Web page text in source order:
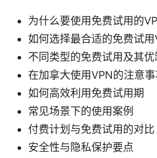
为什么要使用免费试用的
如何选择最合适的免费试用
不同类型的免费试用及其优
在加拿大使用VPN的注意事
如何高效利用免费试用期
常见场景下的使用案例
付费计划与免费试用的对比
安全性与隐私保护要点